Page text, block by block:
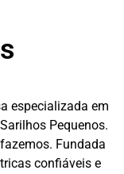
especializada em
Pequenos.
Fundada
confiáveis e